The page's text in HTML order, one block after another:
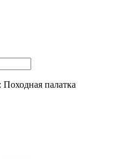
палатка